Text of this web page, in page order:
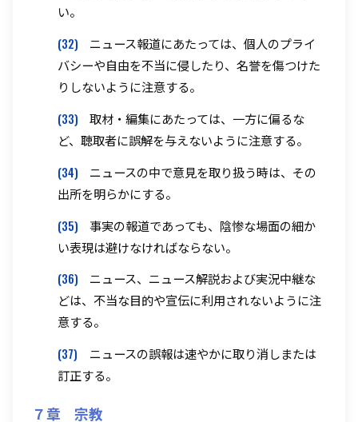
い。
(32)
ニュース報道にあたっては、個人のプライ
バシーや自由を不当に侵したり、名誉を傷つけた
りしないように注意する。
(33)
取材・編集にあたっては、一方に偏るな
ど、聴取者に誤解を与えないように注意する。
(34)
ニュースの中で意見を取り扱う時は、その
出所を明らかにする。
(35)
事実の報道であっても、陰惨な場面の細か
い表現は避けなければならない。
(36)
ニュース、ニュース解説および実況中継な
どは、不当な目的や宣伝に利用されないように注
意する。
(37)
ニュースの誤報は速やかに取り消しまたは
訂正する。
７章 宗教